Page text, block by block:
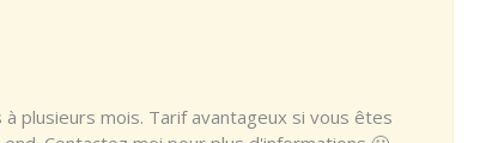
plusieurs mois. Tarif avantageux si vous êtes